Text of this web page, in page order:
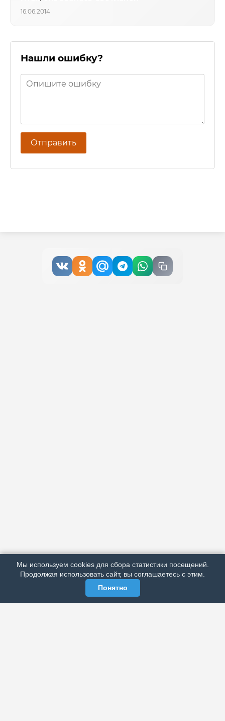
РЕКЛАМА У НАС
МЫ В СОЦСЕТЯХ
16.06.2014
Нашли ошибку?
Отправить
Мы используем cookies для сбора статистики посещений.
Продолжая использовать сайт, вы соглашаетесь с этим.
Понятно